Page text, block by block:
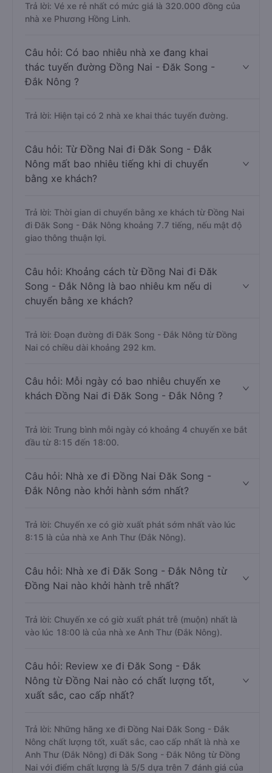
Trả lời: Vé xe rẻ nhất có mức giá là 320.000 đồng của
nhà xe Phương Hồng Linh.
Câu hỏi: Có bao nhiêu nhà xe đang khai
thác tuyến đường Đồng Nai - Đăk Song -
Đắk Nông ?
Trả lời: Hiện tại có 2 nhà xe khai thác tuyến đường.
Câu hỏi: Từ Đồng Nai đi Đăk Song - Đắk
Nông mất bao nhiêu tiếng khi di chuyển
bằng xe khách?
Trả lời: Thời gian di chuyển bằng xe khách từ Đồng Nai
đi Đăk Song - Đắk Nông khoảng 7.7 tiếng, nếu mật độ
giao thông thuận lợi.
Câu hỏi: Khoảng cách từ Đồng Nai đi Đăk
Song - Đắk Nông là bao nhiêu km nếu di
chuyển bằng xe khách?
Trả lời: Đoạn đường đi Đăk Song - Đắk Nông từ Đồng
Nai có chiều dài khoảng 292 km.
Câu hỏi: Mỗi ngày có bao nhiêu chuyến xe
khách Đồng Nai đi Đăk Song - Đắk Nông ?
Trả lời: Trung bình mỗi ngày có khoảng 4 chuyến xe bắt
đầu từ 8:15 đến 18:00.
Câu hỏi: Nhà xe đi Đồng Nai Đăk Song -
Đắk Nông nào khởi hành sớm nhất?
Trả lời: Chuyến xe có giờ xuất phát sớm nhất vào lúc
8:15 là của nhà xe Anh Thư (Đắk Nông).
Câu hỏi: Nhà xe đi Đăk Song - Đắk Nông từ
Đồng Nai nào khởi hành trễ nhất?
Trả lời: Chuyến xe có giờ xuất phát trễ (muộn) nhất là
vào lúc 18:00 là của nhà xe Anh Thư (Đắk Nông).
Câu hỏi: Review xe đi Đăk Song - Đắk
Nông từ Đồng Nai nào có chất lượng tốt,
xuất sắc, cao cấp nhất?
Trả lời: Những hãng xe đi Đồng Nai Đăk Song - Đắk
Nông chất lượng tốt, xuất sắc, cao cấp nhất là nhà xe
Anh Thư (Đắk Nông) đi Đăk Song - Đắk Nông từ Đồng
Nai với điểm chất lượng là 5/5 dựa trên 7 đánh giá của